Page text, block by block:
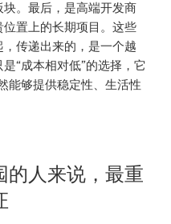
。最后，是高端开发商
置上的长期项目。这些
传递出来的，是一个越
“成本相对低”的选择，它
能够提供稳定性、生活性
的人来说，最重